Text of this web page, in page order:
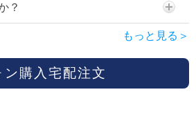
？
もっと見る＞
ン購入宅配注文